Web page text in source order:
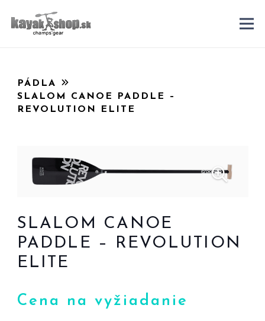
PÁDLA
SLALOM CANOE PADDLE –
REVOLUTION ELITE
SLALOM CANOE
PADDLE – REVOLUTION
ELITE
Cena na vyžiadanie